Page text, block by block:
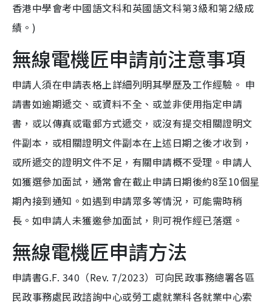
香港中學會考中國語文科和英國語文科第3級和第2級成
績。)
無線電機匠申請前注意事項
申請人須在申請表格上詳細列明其學歷及工作經驗。 申
請書如逾期遞交、或資料不全、或並非使用指定申請
書，或以傳真或電郵方式遞交，或沒有提交相關證明文
件副本，或相關證明文件副本在上述日期之後才收到，
或所遞交的證明文件不足，有關申請概不受理。申請人
如獲選參加面試，通常會在截止申請日期後約8至10個星
期內接到通知。如遇到申請眾多等情況，可能需時稍
長。如申請人未獲邀參加面試，則可視作經已落選。
無線電機匠申請方法
申請書G.F. 340（Rev. 7/2023）可向民政事務總署各區
民政事務處民政諮詢中心或勞工處就業科各就業中心索